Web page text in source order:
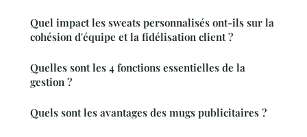
Quel impact les sweats personnalisés ont-ils sur la
cohésion d'équipe et la fidélisation client ?
Quelles sont les 4 fonctions essentielles de la
gestion ?
Quels sont les avantages des mugs publicitaires ?